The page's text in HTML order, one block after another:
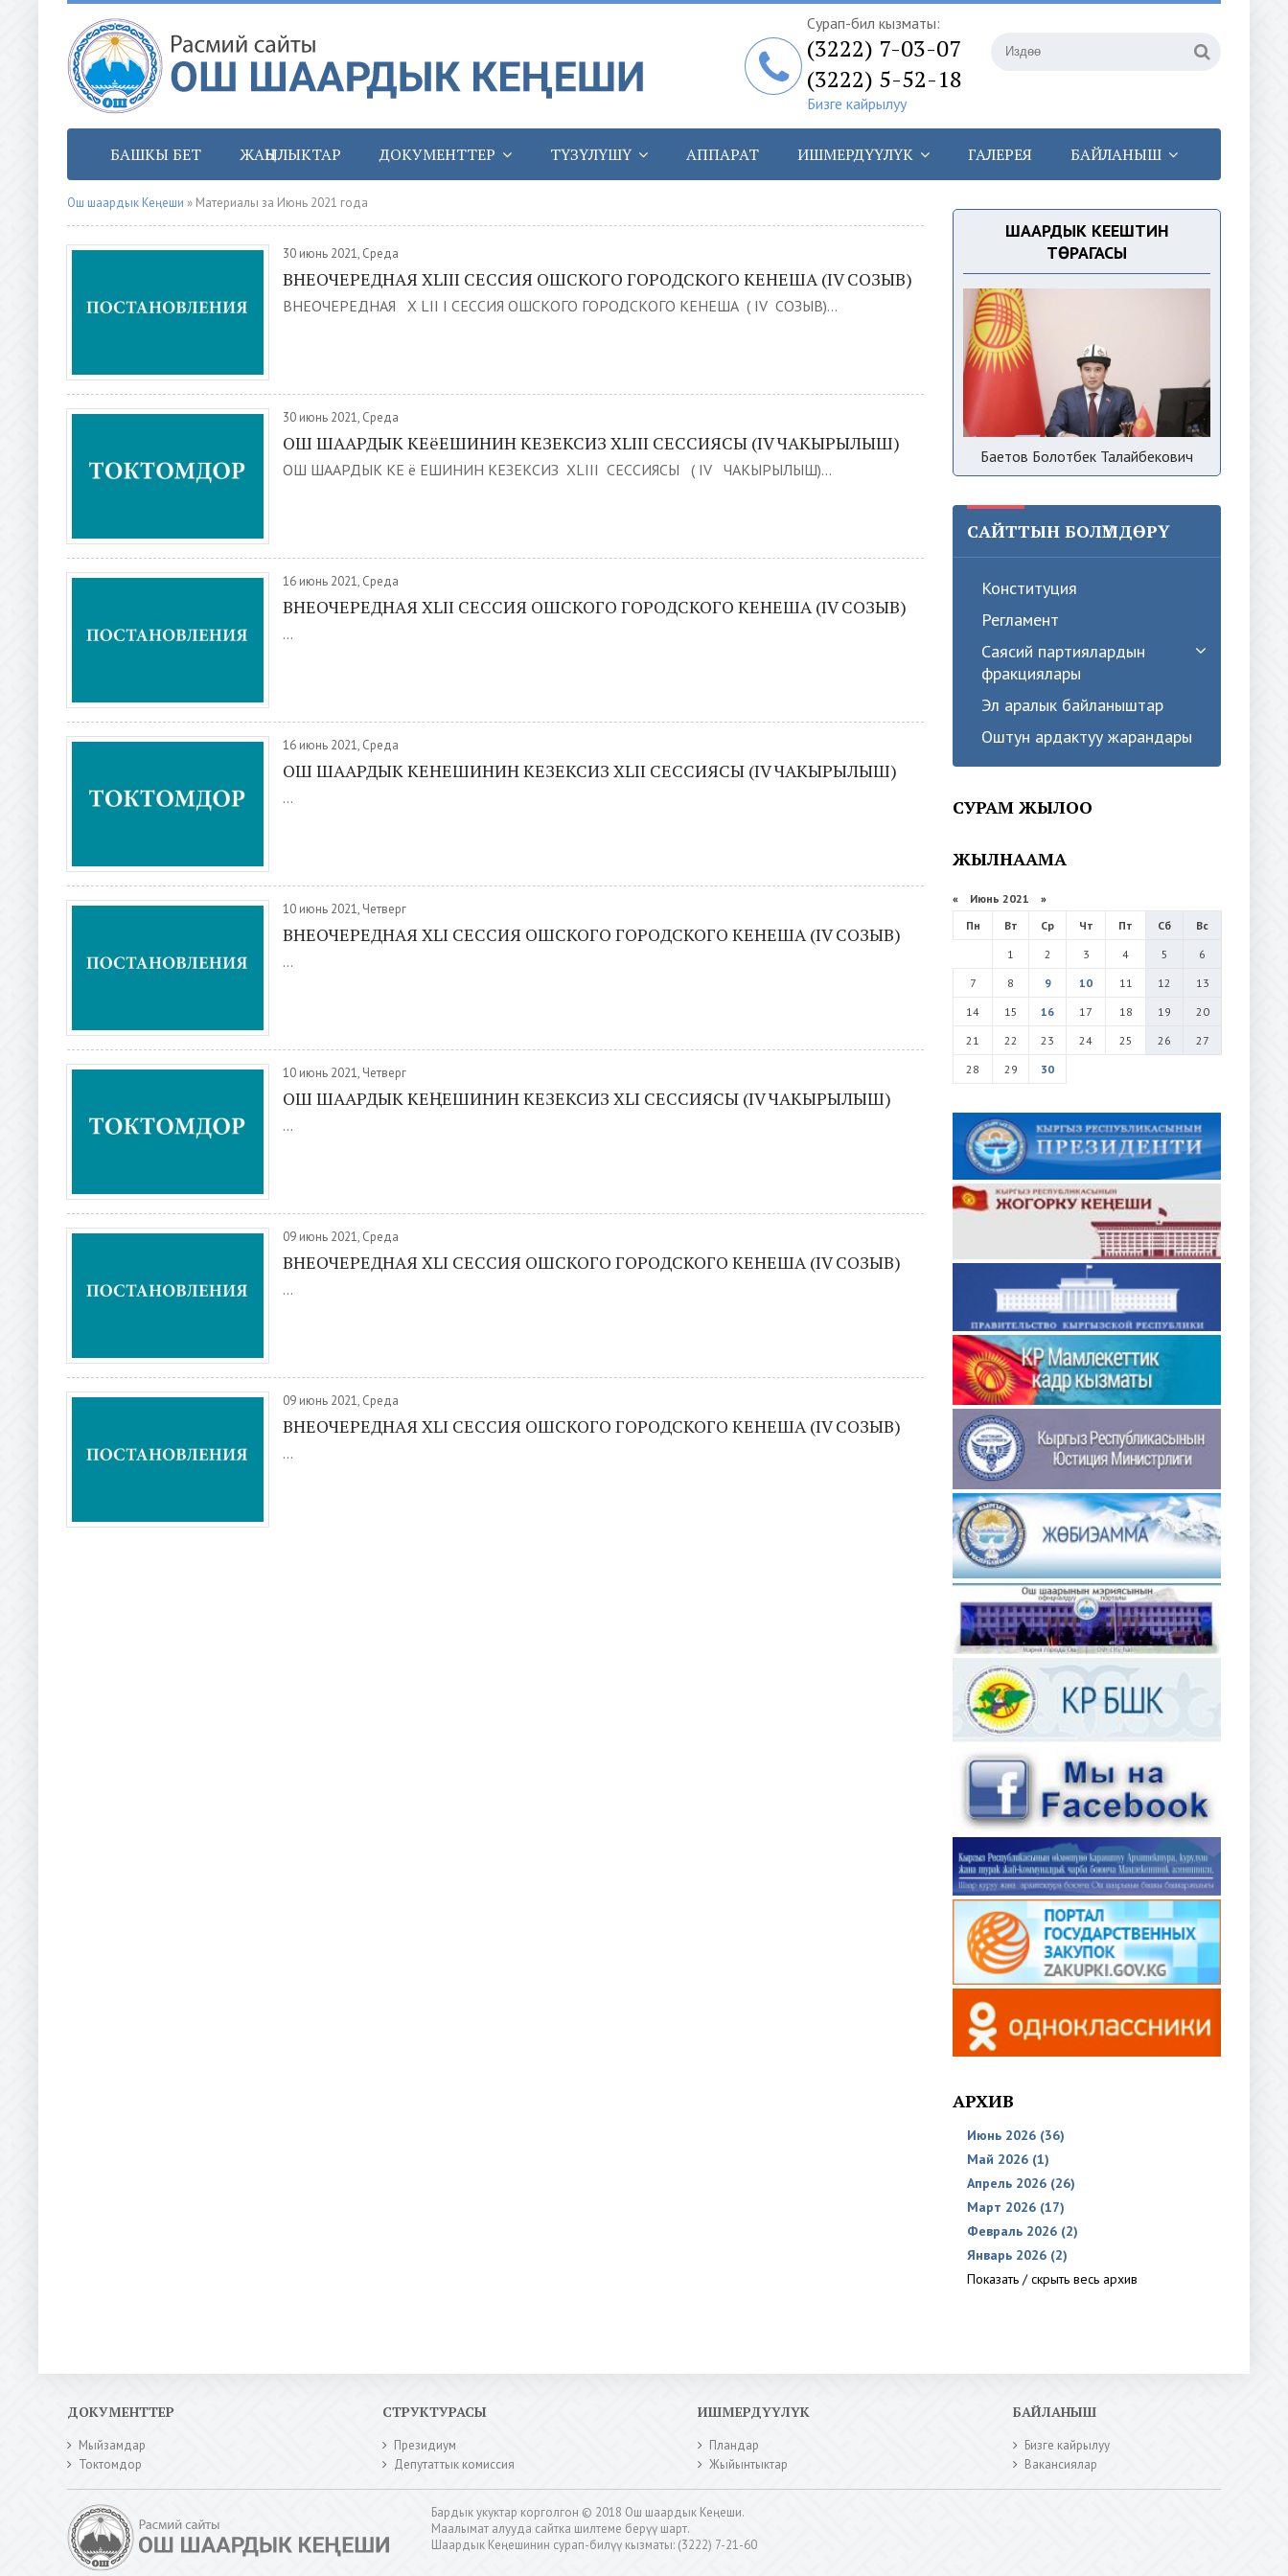
Сурап-билүү кызматы:
(3222) 7-03-07
(3222) 5-52-18
Бизге кайрылуу
БАШКЫ БЕТ ЖАҢЫЛЫКТАР ДОКУМЕНТТЕР ТҮЗҮЛҮШҮ АППАРАТ ИШМЕРДҮҮЛҮК ГАЛЕРЕЯ БАЙЛАНЫШ
Ош шаардык Кеңеши » Материалы за Июнь 2021 года
30 июнь 2021, Среда
ВНЕОЧЕРЕДНАЯ XLIII СЕССИЯ ОШСКОГО ГОРОДСКОГО КЕНЕША (IV СОЗЫВ)
ВНЕОЧЕРЕДНАЯ X LII I СЕССИЯ ОШСКОГО ГОРОДСКОГО КЕНЕША ( IV СОЗЫВ)...
30 июнь 2021, Среда
ОШ ШААРДЫК КЕёЕШИНИН КЕЗЕКСИЗ XLIII СЕССИЯСЫ (IV ЧАКЫРЫЛЫШ)
ОШ ШААРДЫК КЕ ё ЕШИНИН КЕЗЕКСИЗ XLIII СЕССИЯСЫ ( IV ЧАКЫРЫЛЫШ)...
16 июнь 2021, Среда
ВНЕОЧЕРЕДНАЯ XLII СЕССИЯ ОШСКОГО ГОРОДСКОГО КЕНЕША (IV СОЗЫВ)
...
16 июнь 2021, Среда
ОШ ШААРДЫК КЕНЕШИНИН КЕЗЕКСИЗ XLII СЕССИЯСЫ (IV ЧАКЫРЫЛЫШ)
...
10 июнь 2021, Четверг
ВНЕОЧЕРЕДНАЯ XLI СЕССИЯ ОШСКОГО ГОРОДСКОГО КЕНЕША (IV СОЗЫВ)
...
10 июнь 2021, Четверг
ОШ ШААРДЫК КЕҢЕШИНИН КЕЗЕКСИЗ XLI СЕССИЯСЫ (IV ЧАКЫРЫЛЫШ)
...
09 июнь 2021, Среда
ВНЕОЧЕРЕДНАЯ XLI СЕССИЯ ОШСКОГО ГОРОДСКОГО КЕНЕША (IV СОЗЫВ)
...
09 июнь 2021, Среда
ВНЕОЧЕРЕДНАЯ XLI СЕССИЯ ОШСКОГО ГОРОДСКОГО КЕНЕША (IV СОЗЫВ)
...
ШААРДЫК КЕҢЕШТИН
ТӨРАГАСЫ
Баетов Болотбек Талайбекович
САЙТТЫН БОЛҮМДӨРҮ
Конституция
Регламент
Саясий партиялардын
фракциялары
Эл аралык байланыштар
Оштун ардактуу жарандары
СУРАМ ЖЫЛОО
ЖЫЛНААМА
« Июнь 2021 »
Пн
Вт Ср Чт Пт Сб
Вс
1
2 3 4 5
6
7
8 9 10 11 12
13
14
15 16 17 18 19
20
21
22 23 24 25 26
27
28
29 30
АРХИВ
Июнь 2026 (36)
Май 2026 (1)
Апрель 2026 (26)
Март 2026 (17)
Февраль 2026 (2)
Январь 2026 (2)
Показать / скрыть весь архив
ДОКУМЕНТТЕР
Мыйзамдар
Токтомдор
СТРУКТУРАСЫ
Президиум
Депутаттык комиссия
ИШМЕРДҮҮЛҮК
Пландар
Жыйынтыктар
БАЙЛАНЫШ
Бизге кайрылуу
Вакансиялар
Бардык укуктар корголгон © 2018 Ош шаардык Кеңеши.
Маалымат алууда сайтка шилтеме берүү шарт.
Шаардык Кеңешинин сурап-билүү кызматы: (3222) 7-21-60